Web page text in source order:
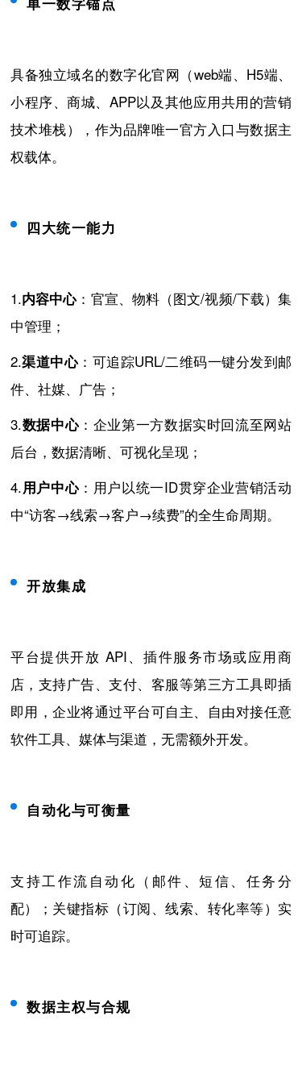
具备独立域名的数字化官网（web端、H5端、
小程序、商城、APP以及其他应用共用的营销
技术堆栈），作为品牌唯一官方入口与数据主
权载体。
四大统一能力
1.内容中心 ：官宣、物料（图文/视频/下载）集
中管理；
2.渠道中心 ：可追踪URL/二维码一键分发到邮
件、社媒、广告；
3.数据中心 ：企业第一方数据实时回流至网站
后台，数据清晰、可视化呈现；
4.用户中心 ：用户以统一ID贯穿企业营销活动
中“访客→线索→客户→续费”的全生命周期。
开放集成
平台提供开放 API、插件服务市场或应用商
店，支持广告、支付、客服等第三方工具即插
即用，企业将通过平台可自主、自由对接任意
软件工具、媒体与渠道，无需额外开发。
自动化与可衡量
支持工作流自动化（邮件、短信、任务分
配）；关键指标（订阅、线索、转化率等）实
时可追踪。
数据主权与合规